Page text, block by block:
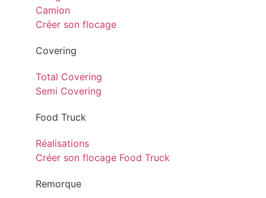
Camion
Créer son flocage
Covering
Total Covering
Semi Covering
Food Truck
Réalisations
Créer son flocage Food Truck
Remorque